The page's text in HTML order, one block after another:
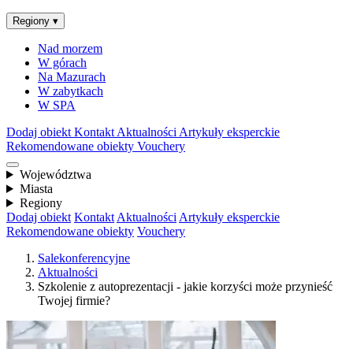
Regiony ▾
Nad morzem
W górach
Na Mazurach
W zabytkach
W SPA
Dodaj obiekt Kontakt Aktualności Artykuły eksperckie
Rekomendowane obiekty Vouchery
Województwa
Miasta
Regiony
Dodaj obiekt Kontakt Aktualności Artykuły eksperckie
Rekomendowane obiekty Vouchery
Salekonferencyjne
Aktualności
Szkolenie z autoprezentacji - jakie korzyści może przynieść
Twojej firmie?